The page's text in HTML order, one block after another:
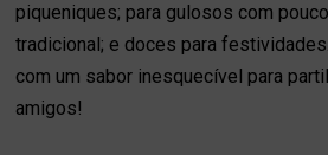
piqueniques; para gulosos com
tradicional; e doces para
com um sabor inesquecível para
amigos!